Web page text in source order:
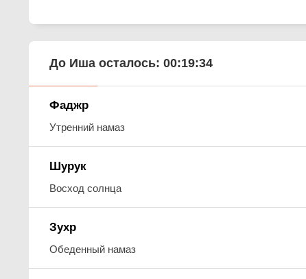
До Иша осталось: 00:19:33
Фаджр
Утренний намаз
Шурук
Восход солнца
Зухр
Обеденный намаз